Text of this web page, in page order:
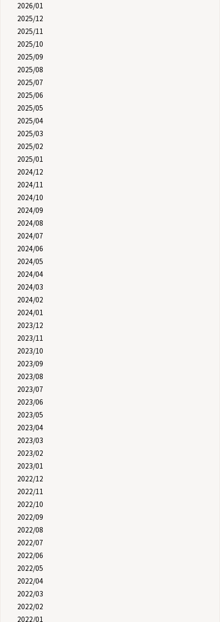
2026/01
2025/12
2025/11
2025/10
2025/09
2025/08
2025/07
2025/06
2025/05
2025/04
2025/03
2025/02
2025/01
2024/12
2024/11
2024/10
2024/09
2024/08
2024/07
2024/06
2024/05
2024/04
2024/03
2024/02
2024/01
2023/12
2023/11
2023/10
2023/09
2023/08
2023/07
2023/06
2023/05
2023/04
2023/03
2023/02
2023/01
2022/12
2022/11
2022/10
2022/09
2022/08
2022/07
2022/06
2022/05
2022/04
2022/03
2022/02
2022/01